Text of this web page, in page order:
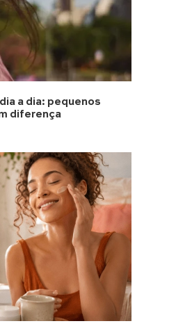
a dia: pequenos
diferença